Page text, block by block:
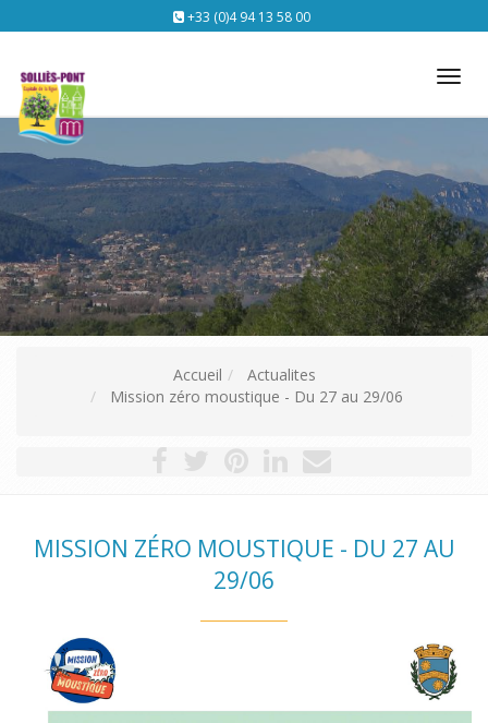
+33 (0)4 94 13 58 00
Accueil
Actualites
Mission zéro moustique - Du 27 au 29/06
MISSION ZÉRO MOUSTIQUE - DU 27 AU
29/06